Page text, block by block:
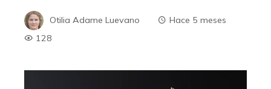
Otilia Adame Luevano
Hace 5 meses
128